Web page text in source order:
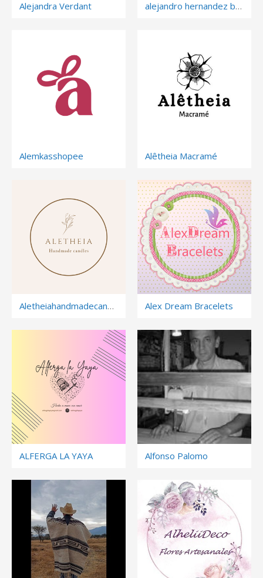
Alejandra Verdant alejandro hernandez bueno
Alemkasshopee Alêtheia Macramé
Aletheiahandmadecandles Alex Dream Bracelets
ALFERGA LA YAYA Alfonso Palomo